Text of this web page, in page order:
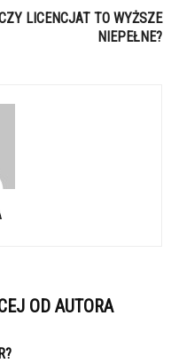
LICENCJAT TO WYŻSZE
NIEPEŁNE?
OD AUTORA